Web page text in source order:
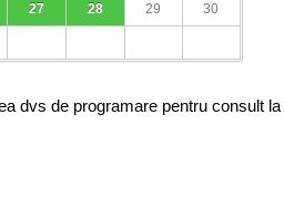
27 28 29 30
dvs de programare pentru consult